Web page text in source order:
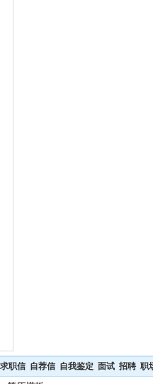
职信 自荐信 自我鉴定 面试 招聘 职